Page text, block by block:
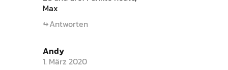
Max
Antworten
Andy
1. März 2020